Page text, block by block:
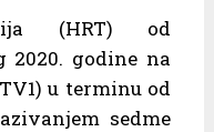
(HRT) od
2020. godine na
u terminu od
sedme